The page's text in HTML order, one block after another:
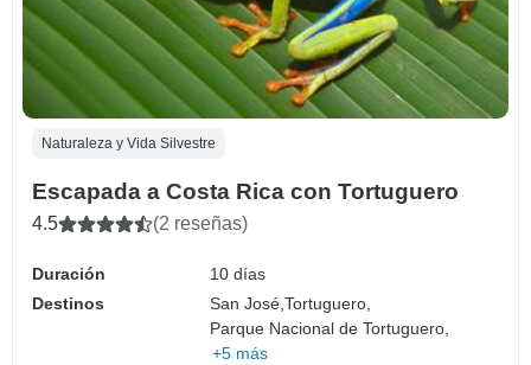
Naturaleza y Vida Silvestre
Escapada a Costa Rica con Tortuguero
4.5 (2 reseñas)
Duración
10 días
Destinos
San José,Tortuguero,
Parque Nacional de Tortuguero,
+5 más